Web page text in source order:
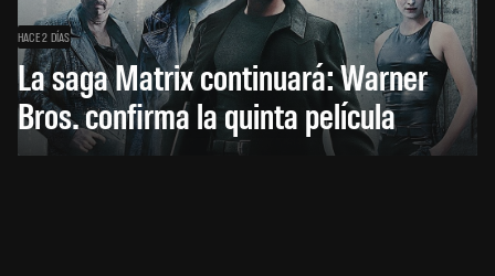
HACE 2 DÍAS
La saga Matrix continuará: Warner
Bros. confirma la quinta película